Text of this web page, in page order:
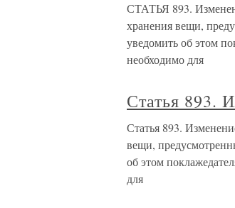
СТАТЬЯ 893.
хранения вещи,
уведомить об этом
необходимо для
Статья 893.
Статья 893.
вещи,
об этом
для